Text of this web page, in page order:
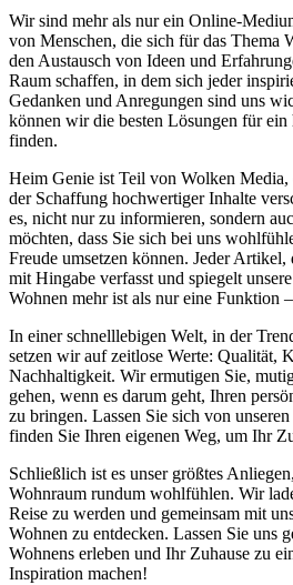
Wir sind mehr als nur ein Online-
von Menschen, die sich für das Thema
den Austausch von Ideen und
Raum schaffen, in dem sich jeder
Gedanken und Anregungen sind uns
können wir die besten Lösungen für ein
finden.
Heim Genie ist Teil von Wolken Media,
der Schaffung hochwertiger Inhalte
es, nicht nur zu informieren, sondern
möchten, dass Sie sich bei uns
Freude umsetzen können. Jeder
mit Hingabe verfasst und spiegelt
Wohnen mehr ist als nur eine Funktion
In einer schnelllebigen Welt, in der
setzen wir auf zeitlose Werte: Qualität,
Nachhaltigkeit. Wir ermutigen Sie,
gehen, wenn es darum geht, Ihren
zu bringen. Lassen Sie sich von
finden Sie Ihren eigenen Weg, um Ihr
Schließlich ist es unser größtes
Wohnraum rundum wohlfühlen. Wir
Reise zu werden und gemeinsam mit
Wohnen zu entdecken. Lassen Sie uns
Wohnens erleben und Ihr Zuhause zu
Inspiration machen!